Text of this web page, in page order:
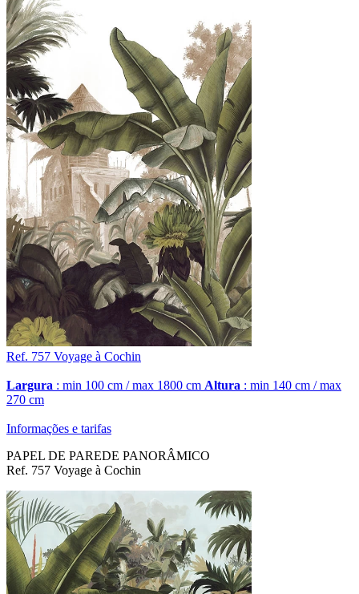
Ref. 757 Voyage à Cochin
Largura : min 100 cm / max 1800 cm Altura : min 140 cm / max
270 cm
Informações e tarifas
PAPEL DE PAREDE PANORÂMICO
Ref. 757 Voyage à Cochin